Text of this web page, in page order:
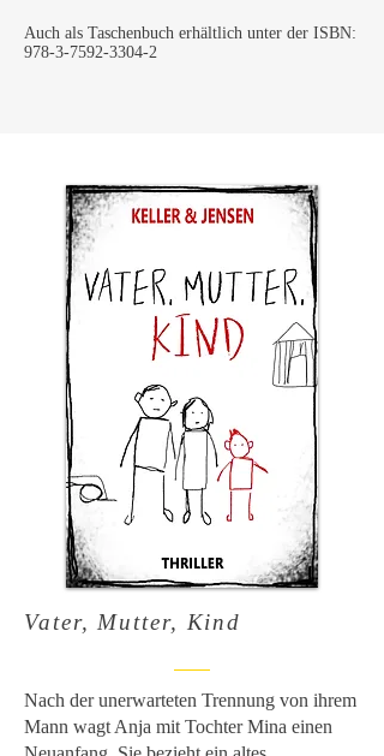
Auch als Taschenbuch erhältlich unter der ISBN:
978-3-7592-3304-2
Vater, Mutter, Kind
Nach der unerwarteten Trennung von ihrem
Mann wagt Anja mit Tochter Mina einen